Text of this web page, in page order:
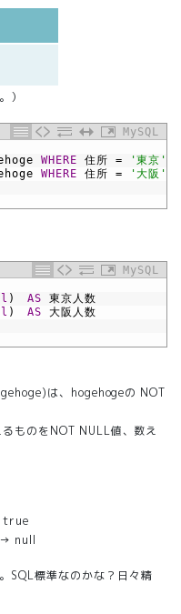
）
MySQL
WHERE 住所 = '東京'
WHERE 住所 = '大阪'
MySQL
) AS
東京人数
) AS
大阪人数
は、hogehogeの NOT
ものをNOT NULL値、数え
true
→ null
SQL標準なのかな？日々精